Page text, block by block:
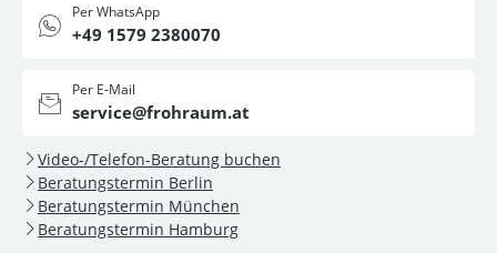
Per WhatsApp
+49 1579 2380070
Per E-Mail
service@frohraum.at
Video-/Telefon-Beratung buchen
Beratungstermin Berlin
Beratungstermin München
Beratungstermin Hamburg